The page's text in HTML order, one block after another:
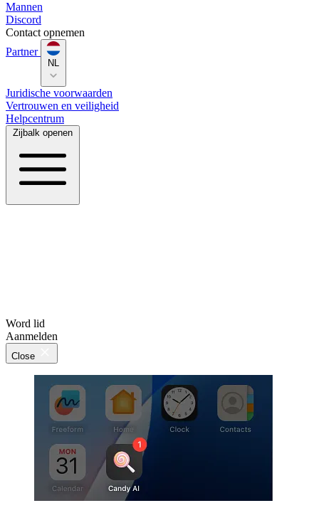
Mannen
Discord
Contact opnemen
Partner
NL
Juridische voorwaarden
Vertrouwen en veiligheid
Helpcentrum
Zijbalk openen
Word lid
Aanmelden
Close